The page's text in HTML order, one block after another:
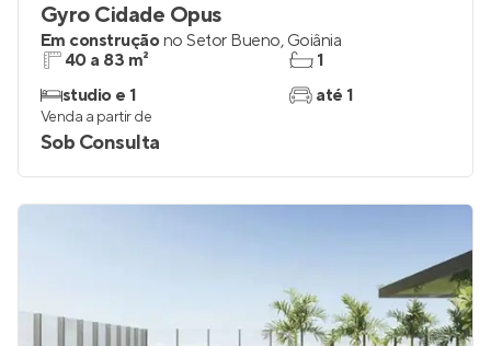
Gyro Cidade Opus
Em construçãono Setor Bueno, Goiânia
40 a 83 m²
studio e 1
1
até 1
Venda a partir de
Sob Consulta